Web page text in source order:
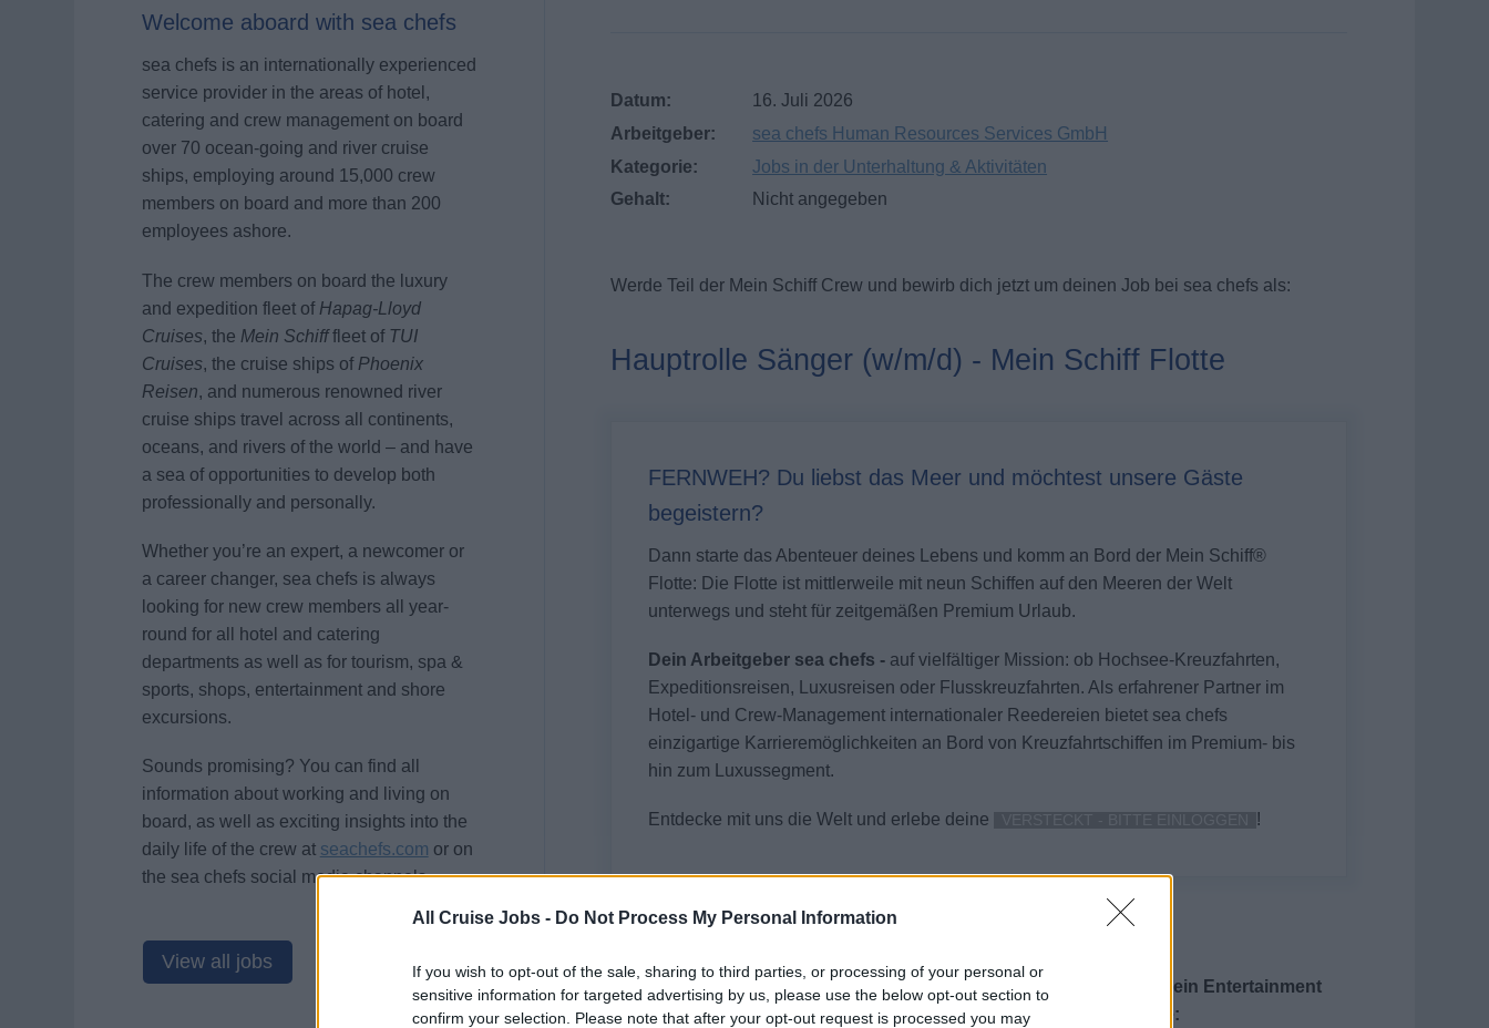
All Cruise Jobs - Do Not Process My Personal Information
If you wish to opt-out of the sale, sharing to third parties, or processing of your personal or
sensitive information for targeted advertising by us, please use the below opt-out section to
confirm your selection. Please note that after your opt-out request is processed you may
Datum:
16. Juli 2026
Arbeitgeber:
sea chefs Human Resources Services GmbH
Kategorie:
Jobs in der Unterhaltung & Aktivitäten
Gehalt:
Nicht angegeben
Werde Teil der Mein Schiff Crew und bewirb dich jetzt um deinen Job bei sea chefs als:
Hauptrolle Sänger (w/m/d) - Mein Schiff Flotte
FERNWEH? Du liebst das Meer und möchtest unsere Gäste
begeistern?
Dann starte das Abenteuer deines Lebens und komm an Bord der Mein Schiff®
Flotte: Die Flotte ist mittlerweile mit neun Schiffen auf den Meeren der Welt
unterwegs und steht für zeitgemäßen Premium Urlaub.
Dein Arbeitgeber sea chefs - auf vielfältiger Mission: ob Hochsee-Kreuzfahrten,
Expeditionsreisen, Luxusreisen oder Flusskreuzfahrten. Als erfahrener Partner im
Hotel- und Crew-Management internationaler Reedereien bietet sea chefs
einzigartige Karrieremöglichkeiten an Bord von Kreuzfahrtschiffen im Premium- bis
hin zum Luxussegment.
Entdecke mit uns die Welt und erlebe deine !
The Stage is yours! Als Teil des Entertainment Teams sorgst du für ein Entertainment
der Extraklasse und sorgst für unvergessliche Gänsehautmomente:
Welcome aboard with sea chefs
sea chefs is an internationally experienced
service provider in the areas of hotel,
catering and crew management on board
over 70 ocean-going and river cruise
ships, employing around 15,000 crew
members on board and more than 200
employees ashore.
The crew members on board the luxury
and expedition fleet of Hapag-Lloyd
Cruises, the Mein Schifffleet of TUI
Cruises, the cruise ships of Phoenix
Reisen, and numerous renowned river
cruise ships travel across all continents,
oceans, and rivers of the world – and have
a sea of opportunities to develop both
professionally and personally.
Whether you’re an expert, a newcomer or
a career changer, sea chefs is always
looking for new crew members all year-
round for all hotel and catering
departments as well as for tourism, spa &
sports, shops, entertainment and shore
excursions.
Sounds promising? You can find all
information about working and living on
board, as well as exciting insights into the
daily life of the crew at seachefs.com or on
the sea chefs social media channels.
View all jobs